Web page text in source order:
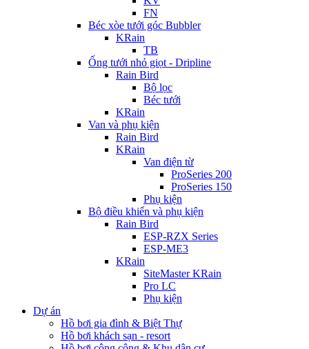
FN
Béc xòe tưới góc Bubbler
KRain
TB
Ống tưới nhỏ giọt - Dripline
Rain Bird
Bộ lọc
Béc tưới
KRain
Van và phụ kiện
Rain Bird
KRain
Van điện từ
ProSeries 200
ProSeries 150
Phụ kiện
Bộ điều khiển và phụ kiện
Rain Bird
ESP-RZX Series
ESP-ME3
KRain
SiteMaster KRain
Pro LC
Phụ kiện
Dự án
Hồ bơi gia đình & Biệt Thự
Hồ bơi khách sạn - resort